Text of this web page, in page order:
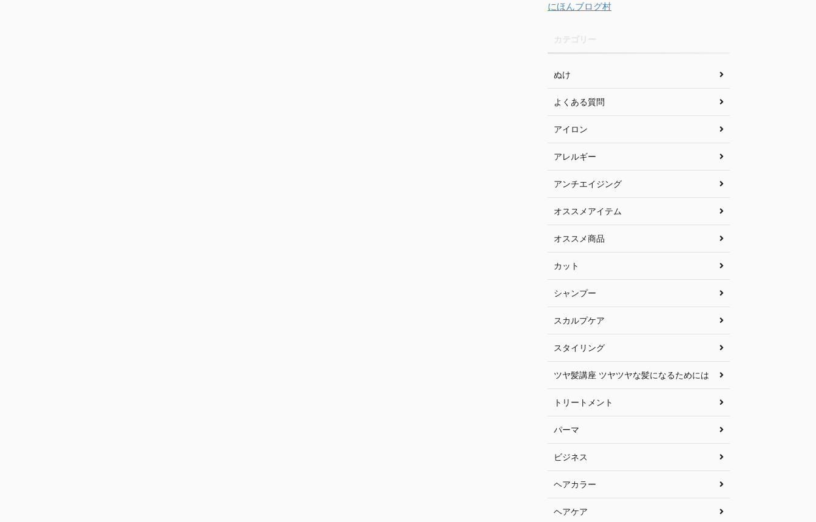
にほんブログ村
ぬけ
よくある質問
アイロン
アレルギー
アンチエイジング
オススメアイテム
オススメ商品
カット
シャンプー
スカルプケア
スタイリング
ツヤ髪講座 ツヤツヤな髪になるためには
トリートメント
パーマ
ビジネス
ヘアカラー
ヘアケア